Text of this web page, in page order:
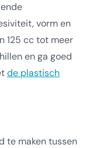
vorm en
125 cc tot meer
en ga goed
de plastisch
te maken tussen